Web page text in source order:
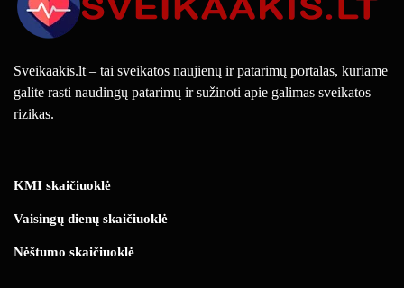
Sveikaakis.lt – tai sveikatos naujienų ir patarimų portalas, kuriame
galite rasti naudingų patarimų ir sužinoti apie galimas sveikatos
rizikas.
KMI skaičiuoklė
Vaisingų dienų skaičiuoklė
Nėštumo skaičiuoklė